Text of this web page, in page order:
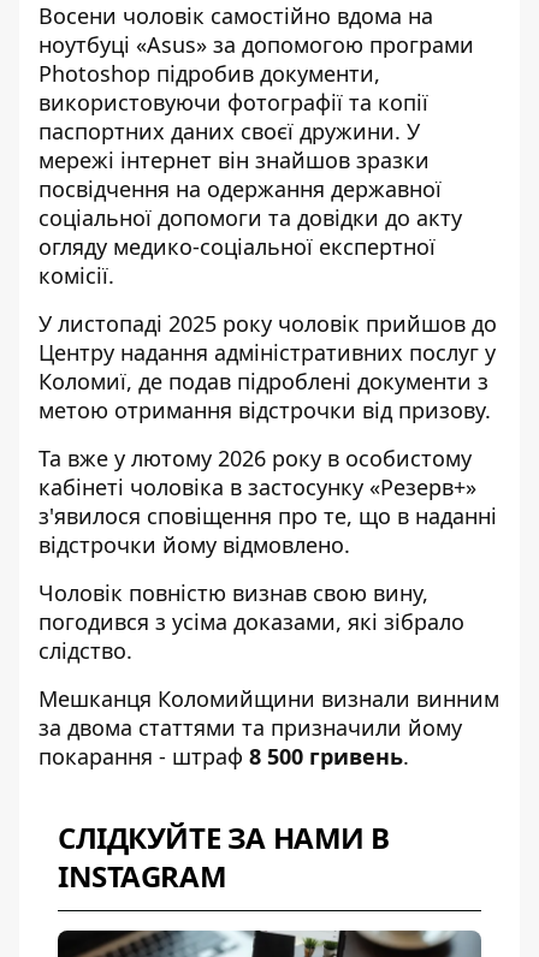
Восени чоловік самостійно вдома на
ноутбуці «Asus» за допомогою програми
Photoshop підробив документи,
використовуючи фотографії та копії
паспортних даних своєї дружини. У
мережі інтернет він знайшов зразки
посвідчення на одержання державної
соціальної допомоги та довідки до акту
огляду медико-соціальної експертної
комісії.
У листопаді 2025 року чоловік прийшов до
Центру надання адміністративних послуг у
Коломиї, де подав підроблені документи з
метою отримання відстрочки від призову.
Та вже у лютому 2026 року в особистому
кабінеті чоловіка в застосунку «Резерв+»
з'явилося сповіщення про те, що в наданні
відстрочки йому відмовлено.
Чоловік повністю визнав свою вину,
погодився з усіма доказами, які зібрало
слідство.
Мешканця Коломийщини визнали винним
за двома статтями та призначили йому
покарання - штраф 8 500 гривень.
СЛІДКУЙТЕ ЗА НАМИ В
INSTAGRAM